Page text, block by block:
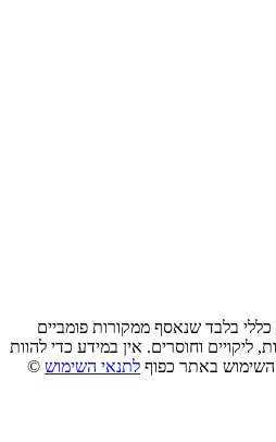
בלבד שנאסף ממקורות פומביים
ליקויים וחוסרים. אין במידע כדי להוות
השימוש באתר כפוף לתנאי השימוש ©